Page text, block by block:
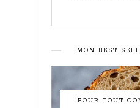
MON BEST
POUR TOUT